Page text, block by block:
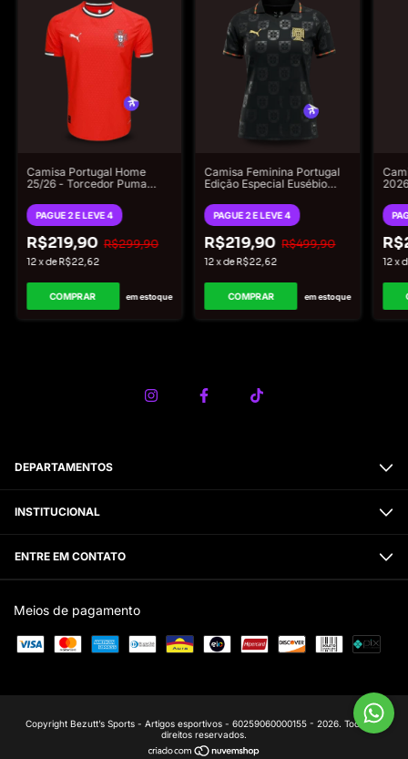
Camisa Portugal Home
25/26 - Torcedor Puma
PAGUE 2 E LEVE 4
R$219,90 R$299,90
12xde R$22,62
COMPRAR em estoque
Camisa Feminina Portugal
Edição Especial Eusébio
PAGUE 2 E LEVE 4
R$219,90 R$499,90
12xde R$22,62
COMPRAR em estoque
12x
DEPARTAMENTOS
INSTITUCIONAL
ENTRE EM CONTATO
Meios de pagamento
Copyright Bezutt’s Sports - Artigos esportivos - 60259060000155 - 2026. Todos os
direitos reservados.